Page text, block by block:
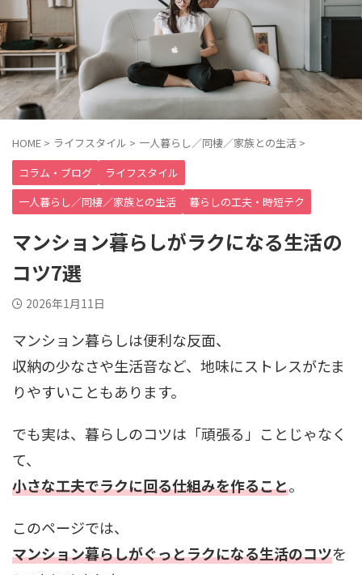
HOME > ライフスタイル > 一人暮らし／同棲／家族との生活 >
コラム・ブログ
ライフスタイル
一人暮らし／同棲／家族との生活
暮らしの工夫・時短テク
マンション暮らしがラクになる生活の
コツ7選
2026年1月11日
マンション暮らしは便利な反面、
収納の少なさや生活音など、地味にストレスがたま
りやすいこともあります。
でも実は、暮らしのコツは「頑張る」ことじゃなく
て、
小さな工夫でラクに回る仕組みを作ること。
このページでは、
マンション暮らしがぐっとラクになる生活のコツを